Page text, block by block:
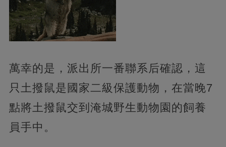
萬幸的是，派出所一番聯系后確認，這
只土撥鼠是國家二級保護動物，在當晚7
點將土撥鼠交到淹城野生動物園的飼養
員手中。